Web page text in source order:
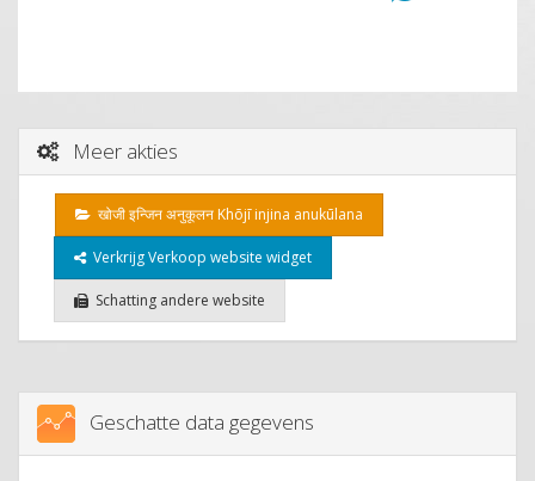
Meer akties
खोजी इन्जिन अनुकूलन Khōjī injina anukūlana
Verkrijg Verkoop website widget
Schatting andere website
Geschatte data gegevens